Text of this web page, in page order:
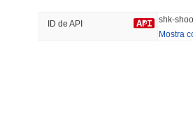
ID de API shk-
Mostra